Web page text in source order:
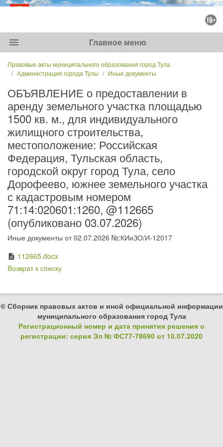
menu Главное меню
Правовые акты муниципального образования город Тула
Администрация города Тулы
Иные документы
ОБЪЯВЛЕНИЕ о предоставлении в
аренду земельного участка площадью
1500 кв. м., для индивидуального
жилищного строительства,
местоположение: Российская
Федерация, Тульская область,
городской округ город Тула, село
Дорофеево, южнее земельного участка
с кадастровым номером
71:14:020601:1260, @112665
(опубликовано 03.07.2026)
Иные документы от 02.07.2026 №:КИиЗО/И-12017
description 112665.docx
Возврат к списку
© Сборник правовых актов и иной официальной информации
муниципального образования город Тула
Регистрационный номер и дата принятия решения о
регистрации: серия Эл № ФС77-78690 от 10.07.2020